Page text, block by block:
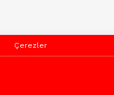
Çerezler